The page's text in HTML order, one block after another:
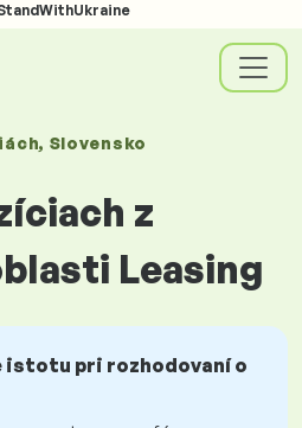
, Slovensko
z
Leasing
istotu pri rozhodovaní o